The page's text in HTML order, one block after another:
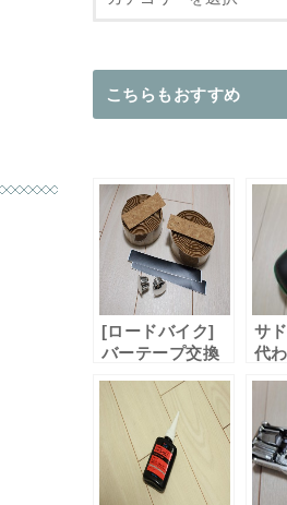
こちらもおすすめ
[ロードバイク]
バーテープ交換
（San Marco革
→Cycle Proコル
ク CP-BT004）
サ
代
ッ
ア
ル
入！